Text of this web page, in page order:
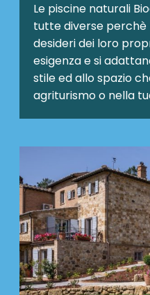
Le piscine naturali
tutte diverse perchè
desideri dei loro
esigenza e si
stile ed allo spazio
agriturismo o nella